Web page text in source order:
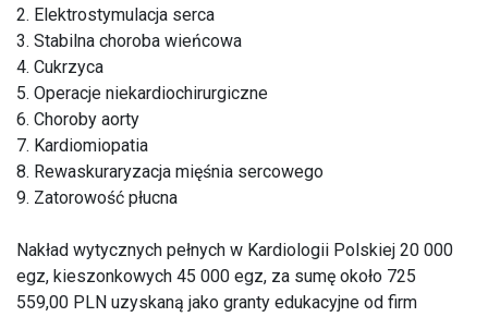
2. Elektrostymulacja serca
3. Stabilna choroba wieńcowa
4. Cukrzyca
5. Operacje niekardiochirurgiczne
6. Choroby aorty
7. Kardiomiopatia
8. Rewaskuraryzacja mięśnia sercowego
9. Zatorowość płucna
Nakład wytycznych pełnych w Kardiologii Polskiej 20 000
egz, kieszonkowych 45 000 egz, za sumę około 725
559,00 PLN uzyskaną jako granty edukacyjne od firm